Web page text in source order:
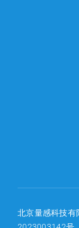
北京量感科技有